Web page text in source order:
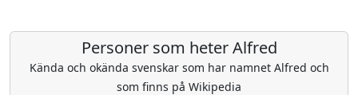
Personer som heter Alfred
Kända och okända svenskar som har namnet Alfred och
som finns på Wikipedia